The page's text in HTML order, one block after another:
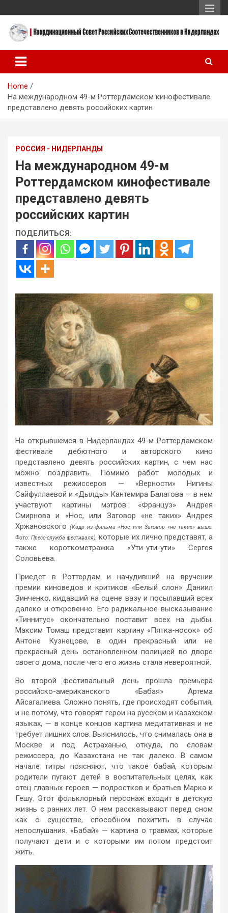
to
content
Координационный Совет
Российских
Соотечественников в
Нидерландах
Нидерландах
Home
На международном 49-м Роттердамском кинофестивале
представлено девять российских картин
РОССИЯ - НИДЕРЛАНДЫ
На международном 49-м
Роттердамском кинофестивале
представлено девять
российских картин
ПОДЕЛИТЬСЯ:
На открывшемся в Нидерландах 49-м Роттердамском
фестивале дебютного и авторского кино
представлено девять российских картин, с чем нас
можно поздравить. Помимо работ молодых и
известных режиссеров — «Верности» Нигины
Сайфуллаевой и «Дылды» Кантемира Балагова — в нем
участвуют картины мэтров: «Француз» Андрея
Смирнова и «Нос, или Заговор «не таких» Андрея
Хржановского (Кадр из фильма «Нос, или Заговор «не таких» выше.
Фото: Пресс-служба фестиваля), которые их лично представят, а
также короткометражка «Ути-ути-ути» Сергея
Соловьева.
Приедет в Роттердам и начудивший на вручении
премии киноведов и критиков «Белый слон» Даниил
Зинченко, кидавший на сцене вазу и посылавший всех
далеко и откровенно. Его радикальное высказывание
«Тиннитус» окончательно поставит всех на дыбы.
Максим Томаш представит картину «Пятка-носок» об
Антоне Кузнецове, в один прекрасный или не
прекрасный день остановленном полицией во дворе
своего дома, после чего его жизнь стала невероятной.
Во второй фестивальный день прошла премьера
российско-американского «Бабая» Артема
Айсагалиева. Сложно понять, где происходят события,
и не потому, что говорят герои на русском и казахском
языках, — в конце концов картина медитативная и не
требует лишних слов. Выяснилось, что снималась она в
Москве и под Астраханью, откуда, по словам
режиссера, до Казахстана не так далеко. В самом
начале титры поясняют, что такое бабай, которым
родители пугают детей в воспитательных целях, как
отец главных героев — подростков и братьев Марка и
Гешу. Этот фольклорный персонаж входит в детскую
жизнь с ранних лет. О нем рассказывают перед сном
как о существе, способном похитить в случае
непослушания. «Бабай» — картина о травмах, которые
получают дети и с которыми им потом предстоит
жить.